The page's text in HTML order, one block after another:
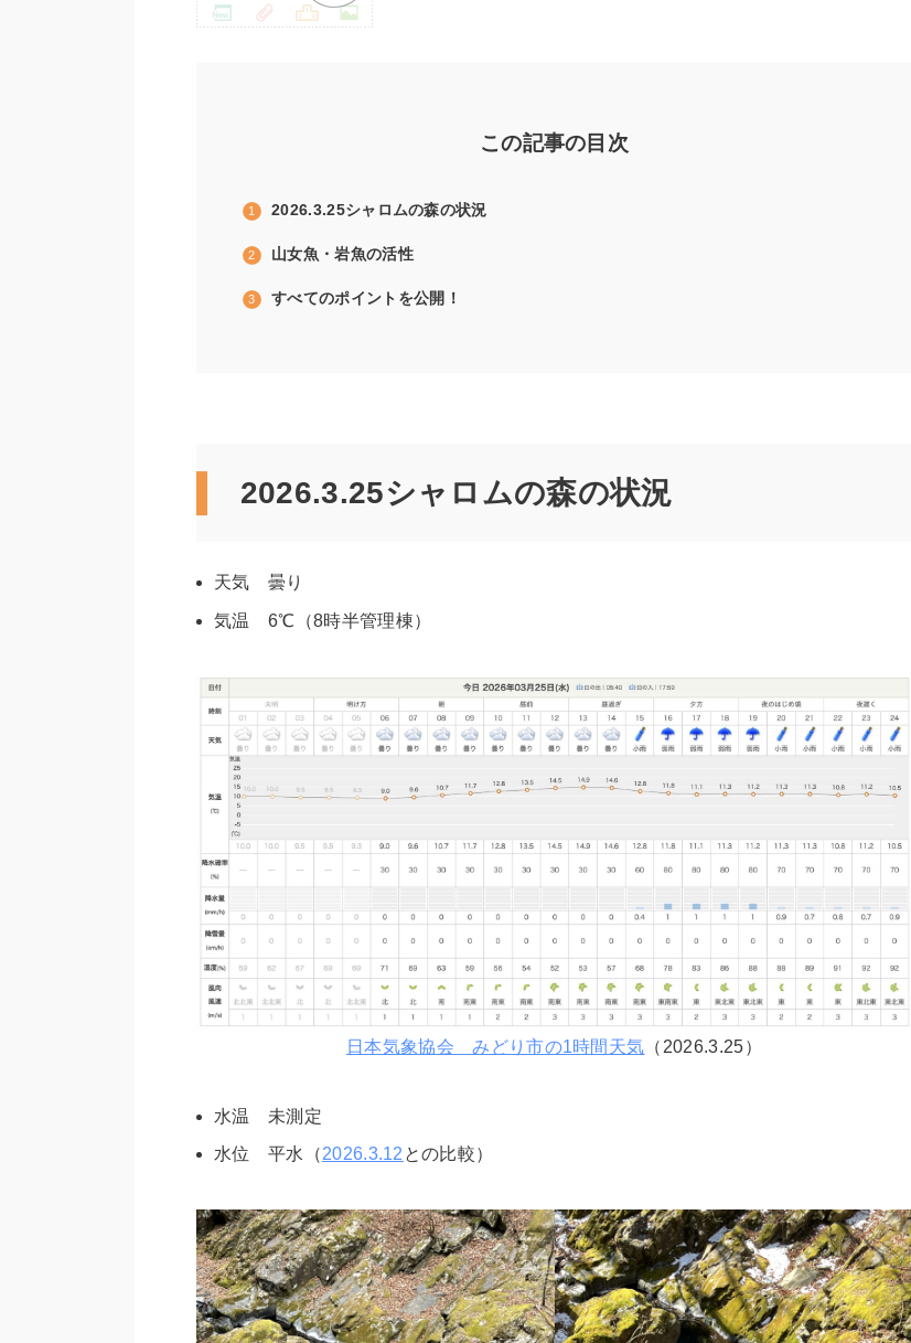
この記事の目次
2026.3.25シャロムの森の状況
山女魚・岩魚の活性
すべてのポイントを公開！
2026.3.25シャロムの森の状況
天気 曇り
気温 6℃（8時半管理棟）
日本気象協会 みどり市の1時間天気 （2026.3.25）
水温 未測定
水位 平水（2026.3.12 との比較）